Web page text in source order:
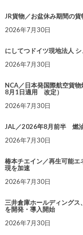
JR貨物／お盆休み期間の
2026年7月30日
にしてつドイツ現地法人
2026年7月30日
NCA／日本発国際航空貨
8月1日適用 改定）
2026年7月30日
JAL／2026年8月前半 燃
2026年7月30日
椿本チエイン／再生可能
現を加速
2026年7月30日
三井倉庫ホールディングス
を開発・導入開始
2026年7月30日